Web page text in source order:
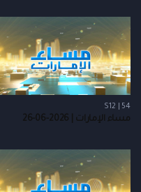
S12 | 54
مساء الإمارات | 2026-06-26